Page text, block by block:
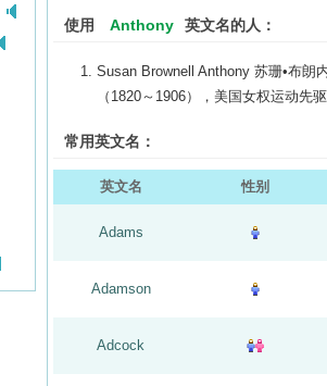
使用 Anthony 英文名的人：
Susan Brownell Anthony 苏珊•布朗
（1820～1906），美国女权运动先
常用英文名：
英文名 性别
Adams
Adamson
Adcock